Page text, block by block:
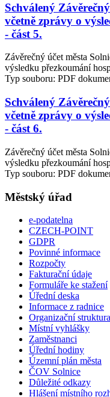
Schválený
včetně zprávy o
- část 5.
Závěrečný účet města
výsledku přezkoumání
Typ souboru: PDF
Schválený
včetně zprávy o
- část 6.
Závěrečný účet města
výsledku přezkoumání
Typ souboru: PDF
Městský úřad
e-podatelna
CZECH-POINT
GDPR
Povinné informace
Rozpočty
Fakturační údaje
Formuláře ke stažení
Úřední deska
Informace z radnice
Organizační struktura
Místní vyhlášky
Zaměstnanci
Úřední hodiny
Územní plán města
ČOV Solnice
Důležité odkazy
Hlášení místního